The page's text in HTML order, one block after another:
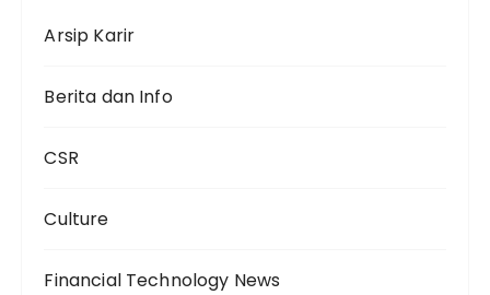
Arsip Karir
Berita dan Info
CSR
Culture
Financial Technology News